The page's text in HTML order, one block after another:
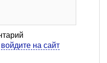
войдите на сайт